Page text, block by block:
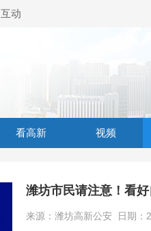
互动
看高新 视频
潍坊市民请注意！看
来源：潍坊高新公安 日期：